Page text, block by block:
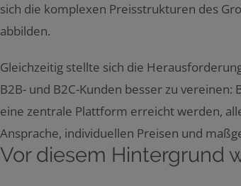
sich die komplexen Preisstrukturen des
abbilden.
Gleichzeitig stellte sich die
B2B- und B2C-Kunden besser zu
eine zentrale Plattform erreicht werden,
Ansprache, individuellen Preisen und
Vor diesem Hintergrund